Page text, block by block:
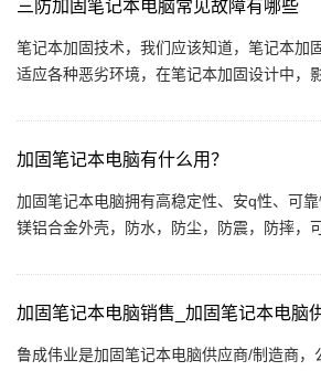
三防加固笔记本电脑常见故障有哪些
笔记本加固技术，我们应该知道，笔记本加
适应各种恶劣环境，在笔记本加固设计中，影
械物理性能结构上，采取相应的保护措施的
加固笔记本电脑有什么用？
加固笔记本电脑拥有高稳定性、安q性、可靠
镁铝合金外壳，防水，防尘，防震，防摔，可
加固笔记本电脑销售_加固笔记本电脑
鲁成伟业是加固笔记本电脑供应商/制造商，